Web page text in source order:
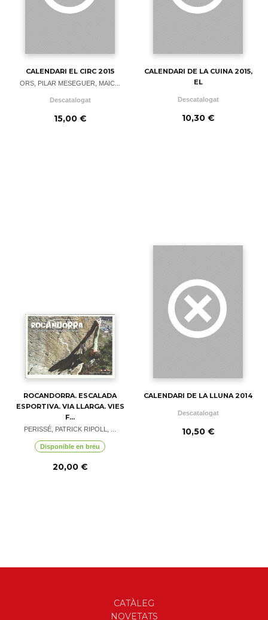
CALENDARI EL CIRC 2015
ORS, PILAR MESEGUER, MAIC...
Descatalogat
15,00 €
CALENDARI DE LA CUINA 2015,
EL
Descatalogat
10,30 €
ROCANDORRA. ESCALADA
ESPORTIVA. VIA LLARGA. VIES
F...
PERISSÉ, PATRICK RIPOLL, ...
Disponible en breu
20,00 €
CALENDARI DE LA LLUNA 2014
Descatalogat
10,50 €
CATÀLEG
NOVETATS